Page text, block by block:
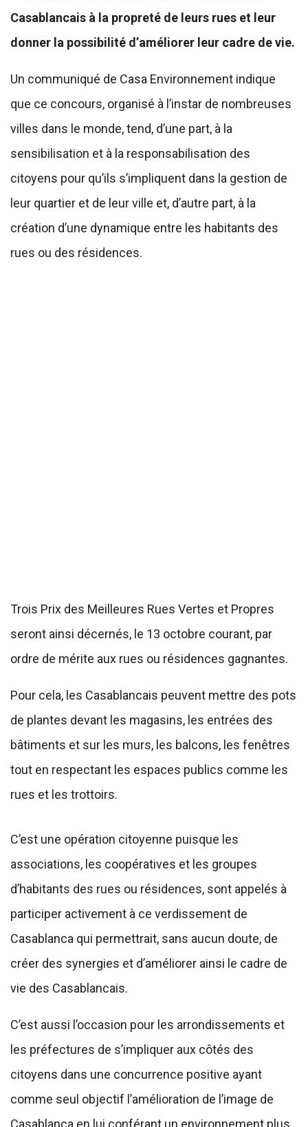
Casablancais à la propreté de leurs rues et leur
donner la possibilité d’améliorer leur cadre de vie.
Un communiqué de Casa Environnement indique
que ce concours, organisé à l’instar de nombreuses
villes dans le monde, tend, d’une part, à la
sensibilisation et à la responsabilisation des
citoyens pour qu’ils s’impliquent dans la gestion de
leur quartier et de leur ville et, d’autre part, à la
création d’une dynamique entre les habitants des
rues ou des résidences.
Trois Prix des Meilleures Rues Vertes et Propres
seront ainsi décernés, le 13 octobre courant, par
ordre de mérite aux rues ou résidences gagnantes.
Pour cela, les Casablancais peuvent mettre des pots
de plantes devant les magasins, les entrées des
bâtiments et sur les murs, les balcons, les fenêtres
tout en respectant les espaces publics comme les
rues et les trottoirs.
C’est une opération citoyenne puisque les
associations, les coopératives et les groupes
d’habitants des rues ou résidences, sont appelés à
participer activement à ce verdissement de
Casablanca qui permettrait, sans aucun doute, de
créer des synergies et d’améliorer ainsi le cadre de
vie des Casablancais.
C’est aussi l’occasion pour les arrondissements et
les préfectures de s’impliquer aux côtés des
citoyens dans une concurrence positive ayant
comme seul objectif l’amélioration de l’image de
Casablanca en lui conférant un environnement plus